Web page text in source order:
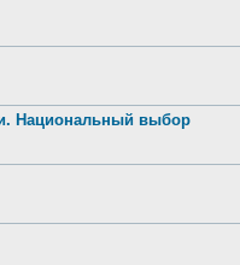
Национальный выбор